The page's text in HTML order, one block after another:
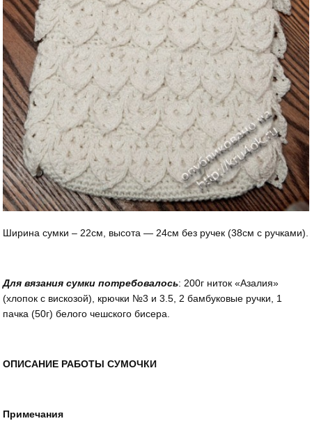
Ширина сумки – 22см, высота — 24см без ручек (38см с ручками).
Для вязания сумки потребовалось: 200г ниток «Азалия»
(хлопок с вискозой), крючки №3 и 3.5, 2 бамбуковые ручки, 1
пачка (50г) белого чешского бисера.
ОПИСАНИЕ РАБОТЫ СУМОЧКИ
Примечания